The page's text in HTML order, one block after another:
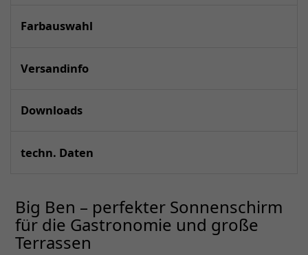
Farbauswahl
Versandinfo
Downloads
techn. Daten
Big Ben – perfekter Sonnenschirm
für die Gastronomie und große
Terrassen